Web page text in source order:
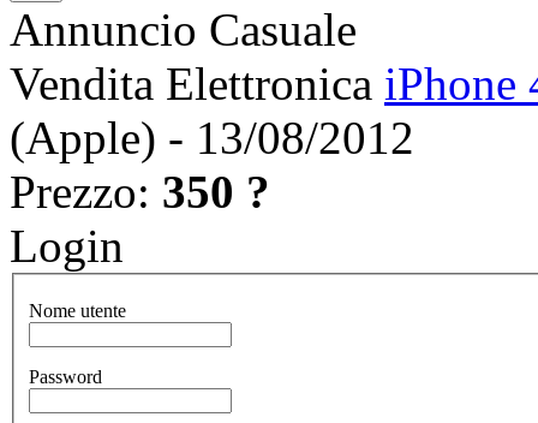
Annuncio Casuale
Vendita Elettronica iPhone
(Apple) - 13/08/2012
Prezzo: 350 ?
Login
Nome utente
Password